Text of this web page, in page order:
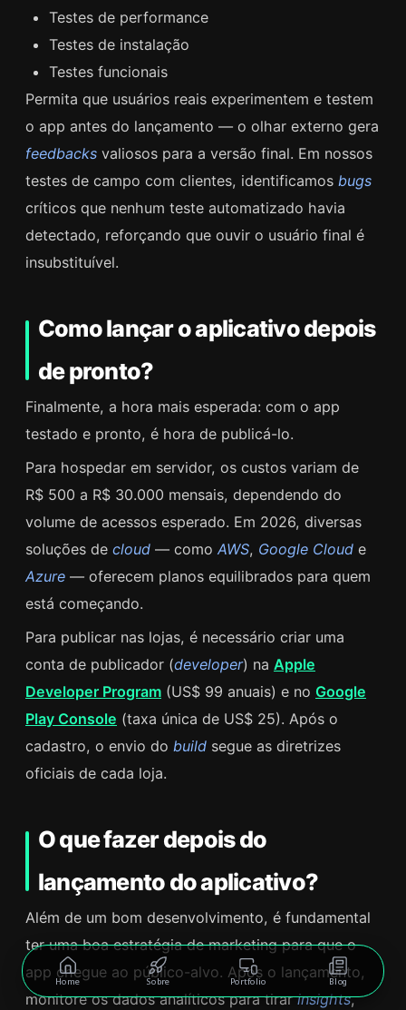
Testes de performance
Testes de instalação
Testes funcionais
Permita que usuários reais experimentem e testem
o app antes do lançamento — o olhar externo gera
feedbacks valiosos para a versão final. Em nossos
testes de campo com clientes, identificamos bugs
críticos que nenhum teste automatizado havia
detectado, reforçando que ouvir o usuário final é
insubstituível.
Como lançar o aplicativo depois
de pronto?
Finalmente, a hora mais esperada: com o app
testado e pronto, é hora de publicá-lo.
Para hospedar em servidor, os custos variam de
R$ 500 a R$ 30.000 mensais, dependendo do
volume de acessos esperado. Em 2026, diversas
soluções de cloud — como AWS, Google Cloud e
Azure — oferecem planos equilibrados para quem
está começando.
Para publicar nas lojas, é necessário criar uma
conta de publicador (developer) na Apple
Developer Program (US$ 99 anuais) e no Google
Play Console (taxa única de US$ 25). Após o
cadastro, o envio do build segue as diretrizes
oficiais de cada loja.
O que fazer depois do
lançamento do aplicativo?
Além de um bom desenvolvimento, é fundamental
ter uma boa estratégia de marketing para que o
app chegue ao público-alvo. Após o lançamento,
monitore os dados analíticos para tirarinsights,
Home Sobre Portfolio Blog